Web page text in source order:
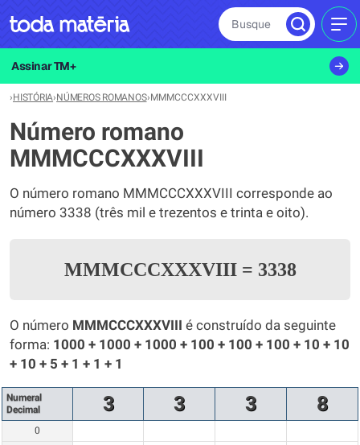
Busque
Assinar TM+
›HISTÓRIA›NÚMEROS ROMANOS›MMMCCCXXXVIII
Número romano
MMMCCCXXXVIII
O número romano MMMCCCXXXVIII corresponde ao
número 3338 (três mil e trezentos e trinta e oito).
MMMCCCXXXVIII = 3338
O número MMMCCCXXXVIII é construído da seguinte
forma: 1000 + 1000 + 1000 + 100 + 100 + 100 + 10 + 10
+ 10 + 5 + 1 + 1 + 1
Numeral
Decimal
3 3 3 8
0